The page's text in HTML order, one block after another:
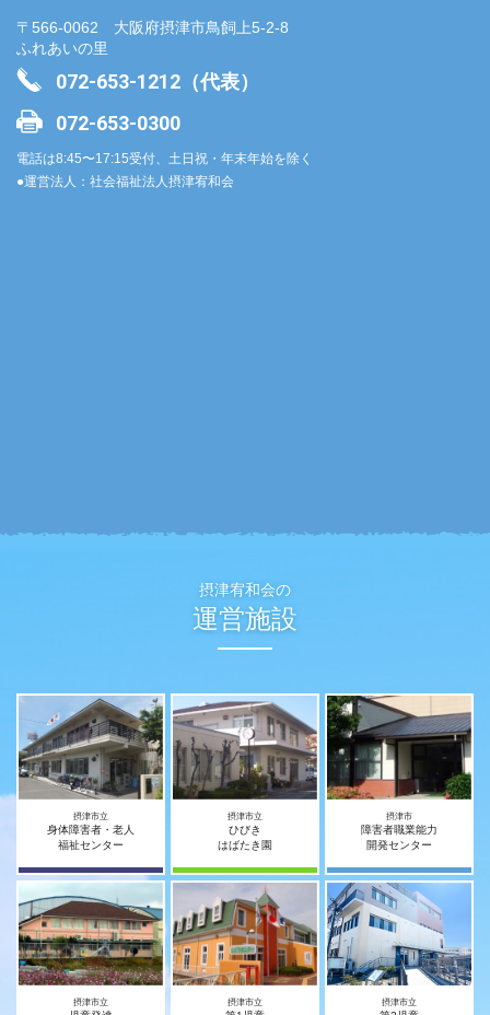
〒566-0062 大阪府摂津市鳥飼上5-2-8
ふれあいの里
072-653-1212（代表）
072-653-0300
電話は8:45〜17:15受付、土日祝・年末年始を除く
●運営法人：社会福祉法人摂津宥和会
摂津宥和会の
運営施設
摂津市立
身体障害者・老人
福祉センター
摂津市立
ひびき
はばたき園
摂津市
障害者職業能力
開発センター
摂津市立 摂津市立 摂津市立